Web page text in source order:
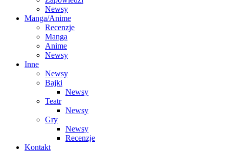
Newsy
Manga/Anime
Recenzje
Manga
Anime
Newsy
Inne
Newsy
Bajki
Newsy
Teatr
Newsy
Gry
Newsy
Recenzje
Kontakt